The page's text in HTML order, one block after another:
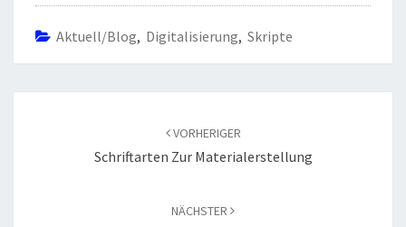
Aktuell/Blog, Digitalisierung, Skripte
VORHERIGER
Schriftarten Zur Materialerstellung
NÄCHSTER